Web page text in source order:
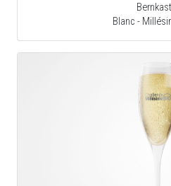
Blanc -